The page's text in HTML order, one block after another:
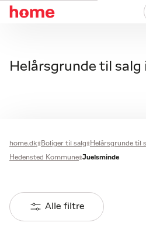
Helårsgrunde til salg
home.dk Boliger til salg Helårsgrunde til
Hedensted Kommune Juelsminde
Alle filtre